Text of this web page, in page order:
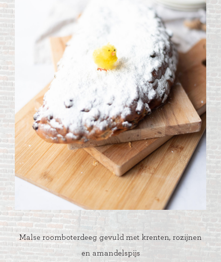
Malse roomboterdeeg gevuld met krenten, rozijnen
en amandelspijs